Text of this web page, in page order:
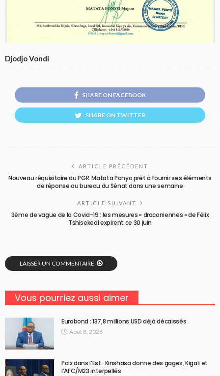
Djodjo Vondi
SHARE ON FACEBOOK
SHARE ON TWITTER
ARTICLE PRÉCÉDENT
Nouveau réquisitoire du PGR: Matata Ponyo prêt à fournir ses éléments
de réponse au bureau du Sénat dans une semaine
ARTICLE SUIVANT
3ème de vague de la Covid-19 : les mesures « draconiennes » de Félix
Tshisekedi expirent ce 30 juin
LAISSER UN COMMENTAIRE
Vous pourriez aussi aimer
Eurobond : 137,8 millions USD déjà décaissés
Août 8, 2026
Paix dans l’Est : Kinshasa donne des gages, Kigali et
l’AFC/M23 interpellés